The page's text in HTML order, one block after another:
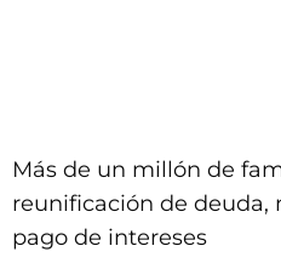
Más de un millón de
reunificación de
pago de intereses